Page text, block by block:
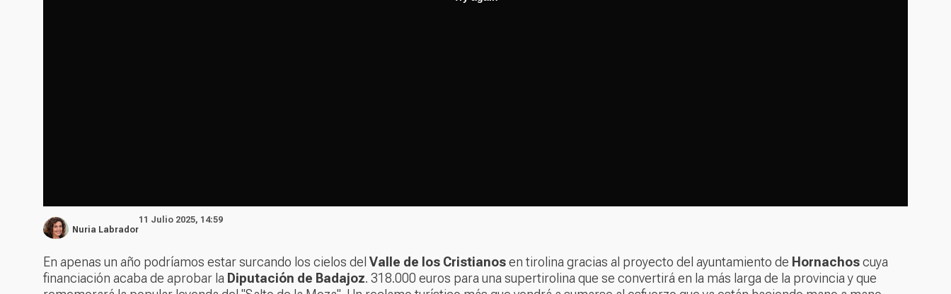
Nuria Labrador
11 Julio 2025, 14:59
En apenas un año podríamos estar surcando los cielos del Valle de los Cristianosen tirolina gracias al proyecto del ayuntamiento de Hornachoscuya
financiación acaba de aprobar la Diputación de Badajoz. 318.000 euros para una supertirolina que se convertirá en la más larga de la provincia y que